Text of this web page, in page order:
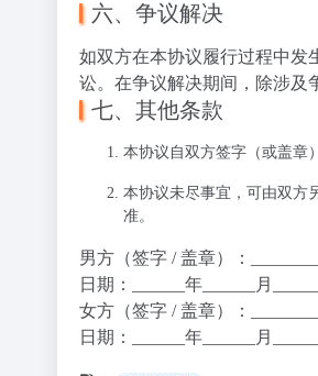
六、争议解决
如双方在本协议履行过程中发
讼。在争议解决期间，除涉及
七、其他条款
本协议自双方签字（或盖章
本协议未尽事宜，可由双方
准。
男方（签字 / 盖章）：
日期：______年______月
女方（签字 / 盖章）：
日期：______年______月